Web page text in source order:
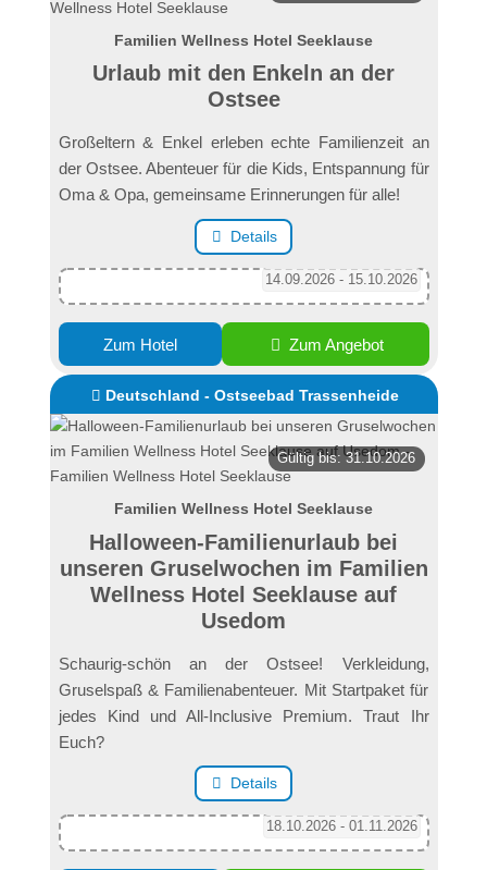
Familien Wellness Hotel Seeklause
Urlaub mit den Enkeln an der
Ostsee
Großeltern & Enkel erleben echte Familienzeit an
der Ostsee. Abenteuer für die Kids, Entspannung für
Oma & Opa, gemeinsame Erinnerungen für alle!
Details
14.09.2026 - 15.10.2026
Zum Hotel Zum Angebot
Deutschland - Ostseebad Trassenheide
Gültig bis: 31.10.2026
Familien Wellness Hotel Seeklause
Halloween-Familienurlaub bei
unseren Gruselwochen im Familien
Wellness Hotel Seeklause auf
Usedom
Schaurig-schön an der Ostsee! Verkleidung,
Gruselspaß & Familienabenteuer. Mit Startpaket für
jedes Kind und All-Inclusive Premium. Traut Ihr
Euch?
Details
18.10.2026 - 01.11.2026